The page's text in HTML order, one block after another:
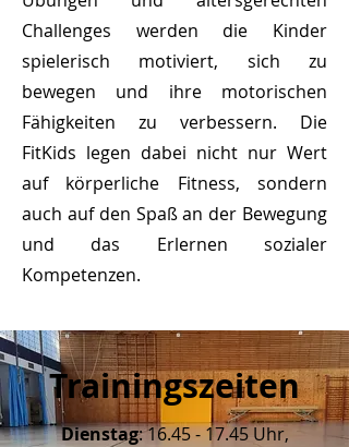
Challenges werden die Kinder
spielerisch motiviert, sich zu
bewegen und ihre motorischen
Fähigkeiten zu verbessern. Die
FitKids legen dabei nicht nur Wert
auf körperliche Fitness, sondern
auch auf den Spaß an der Bewegung
und das Erlernen sozialer
Kompetenzen.
Trainingszeiten
Dienstag:16.45 - 17.45Uhr,